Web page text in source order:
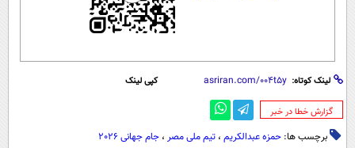
لینک کوتاه: کپی لینک
‌گزارش خطا در خبر
برچسب ها: حمزه عبدالکریم ، تیم ملی مصر ، جام جهانی 2026